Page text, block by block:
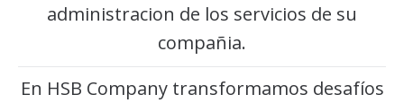
administracion de los servicios de su
compañia.
En HSB Company transformamos desafíos